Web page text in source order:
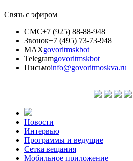
Связь с эфиром
СМС+7 (925) 88-88-948
Звонок+7 (495) 73-73-948
MAXgovoritmskbot
Telegramgovoritmskbot
Письмоinfo@govoritmoskva.ru
Новости
Интервью
Программы и ведущие
Сетка вещания
Мобильное приложение